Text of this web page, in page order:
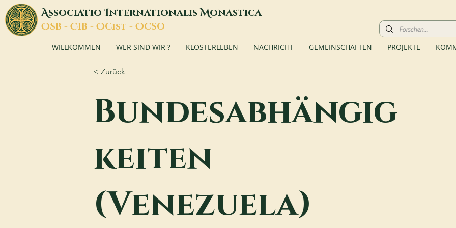
AssociatioInternationalisMonastica
OSB - CIB - OCist - OCSO
WILLKOMMEN WER SIND WIR ? KLOSTERLEBEN NACHRICHT GEMEINSCHAFTEN PROJEKTE
< Zurück
Bundesabhängig
keiten
(Venezuela)